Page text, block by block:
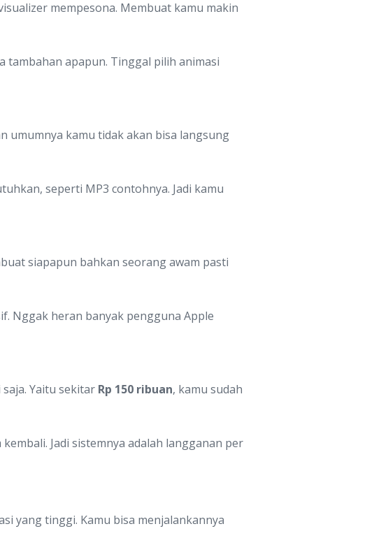
mempesona. Membuat kamu makin
tambahan apapun. Tinggal pilih animasi
umumnya kamu tidak akan bisa langsung
seperti MP3 contohnya. Jadi kamu
siapapun bahkan seorang awam pasti
Nggak heran banyak pengguna Apple
Yaitu sekitar Rp 150 ribuan, kamu sudah
Jadi sistemnya adalah langganan per
yang tinggi. Kamu bisa menjalankannya